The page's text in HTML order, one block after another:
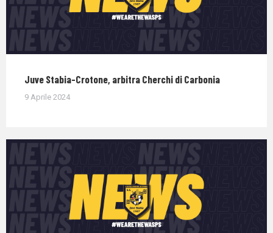
Juve Stabia-Crotone, arbitra Cherchi di Carbonia
9 Aprile 2024